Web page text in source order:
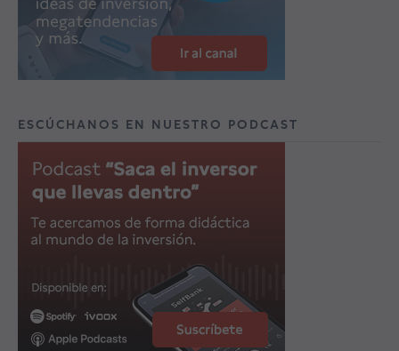
ESCÚCHANOS EN NUESTRO PODCAST